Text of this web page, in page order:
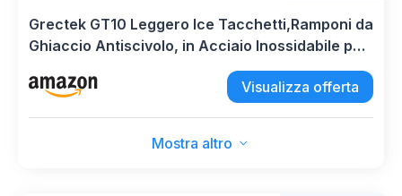
Grectek GT10 Leggero Ice Tacchetti,Ramponi da
Ghiaccio Antiscivolo, in Acciaio Inossidabile per
Scarponi Scarpe Winter Outdoor ​Camping Neve
Pesca Caccia Camminare (XL)Visualizza offerta
Mostra altro